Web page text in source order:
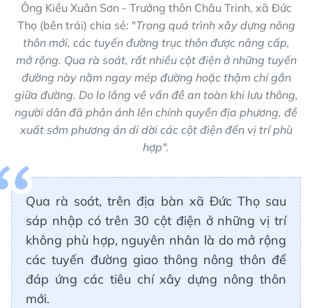
Ông Kiều Xuân Sơn - Trưởng thôn Châu Trinh, xã Đức
Thọ (bên trái) chia sẻ: "Trong quá trình xây dựng nông
thôn mới, các tuyến đường trục thôn được nâng cấp,
mở rộng. Qua rà soát, rất nhiều cột điện ở những tuyến
đường này nằm ngay mép đường hoặc thậm chí gần
giữa đường. Do lo lắng về vấn đề an toàn khi lưu thông,
người dân đã phản ánh lên chính quyền địa phương, đề
xuất sớm phương án di dời các cột điện đến vị trí phù
hợp".
Qua rà soát, trên địa bàn xã Đức Thọ sau
sáp nhập có trên 30 cột điện ở những vị trí
không phù hợp, nguyên nhân là do mở rộng
các tuyến đường giao thông nông thôn để
đáp ứng các tiêu chí xây dựng nông thôn
mới.